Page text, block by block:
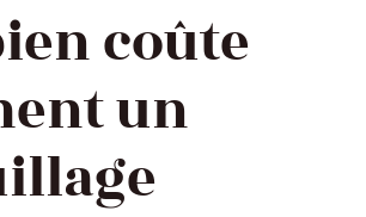
coûte
un